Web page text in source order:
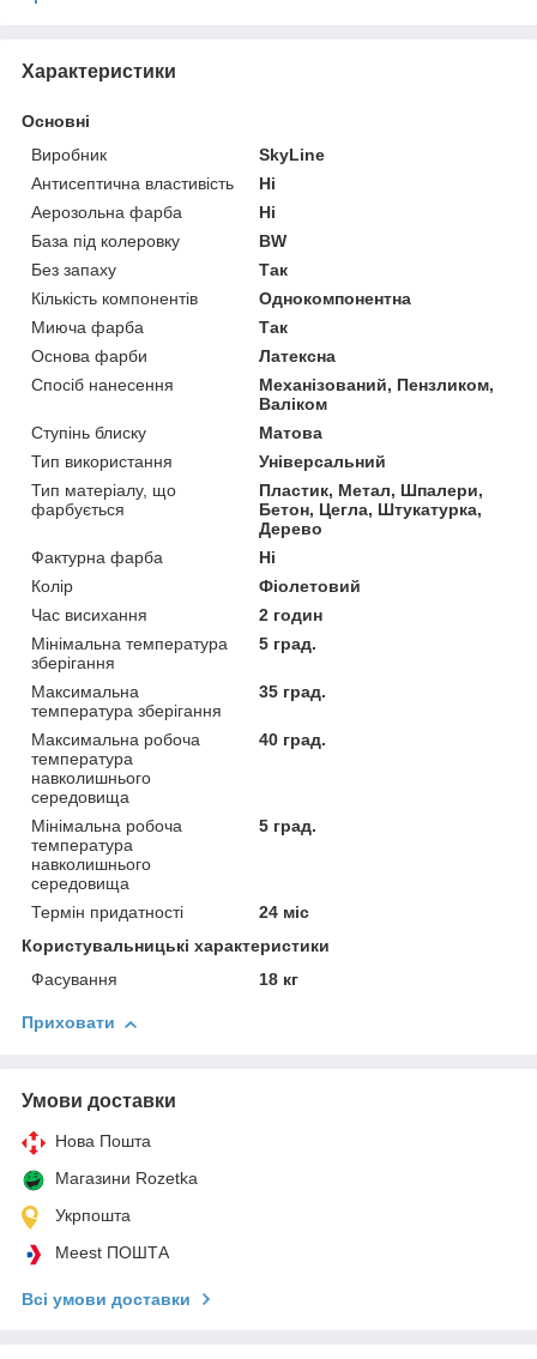
Характеристики
Основні
Виробник
SkyLine
Антисептична властивість
Ні
Аерозольна фарба
Ні
База під колеровку
BW
Без запаху
Так
Кількість компонентів
Однокомпонентна
Миюча фарба
Так
Основа фарби
Латексна
Спосіб нанесення
Механізований, Пензликом,
Валіком
Ступінь блиску
Матова
Тип використання
Універсальний
Тип матеріалу, що
фарбується
Пластик, Метал, Шпалери,
Бетон, Цегла, Штукатурка,
Дерево
Фактурна фарба
Ні
Колір
Фіолетовий
Час висихання
2 годин
Мінімальна температура
зберігання
5 град.
Максимальна
температура зберігання
35 град.
Максимальна робоча
температура
навколишнього
середовища
40 град.
Мінімальна робоча
температура
навколишнього
середовища
5 град.
Термін придатності
24 міс
Користувальницькі характеристики
Фасування
18 кг
Приховати
Умови доставки
Нова Пошта
Магазини Rozetka
Укрпошта
Meest ПОШТА
Всі умови доставки